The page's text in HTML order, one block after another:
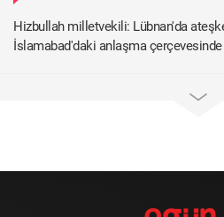
Hizbullah milletvekili: Lübnan'da
İslamabad'daki anlaşma